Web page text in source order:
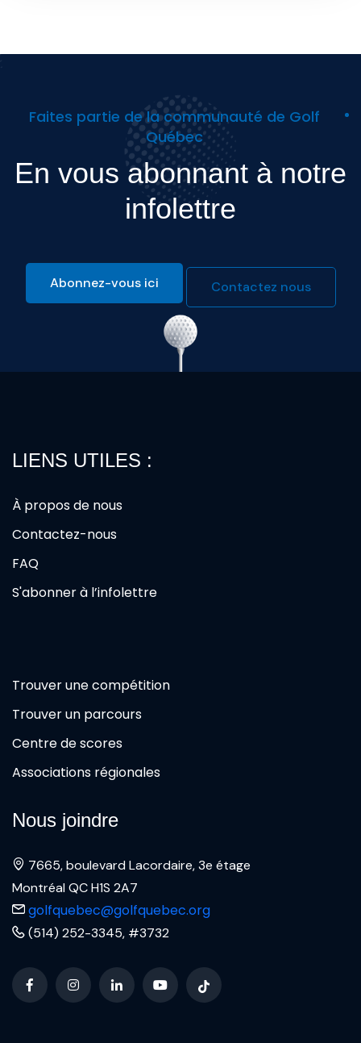
Faites partie de la communauté de Golf
Québec
En vous abonnant à notre
infolettre
Abonnez-vous ici Contactez nous
LIENS UTILES :
À propos de nous
Contactez-nous
FAQ
S'abonner à l’infolettre
Trouver une compétition
Trouver un parcours
Centre de scores
Associations régionales
Nous joindre
7665, boulevard Lacordaire, 3e étage
Montréal QC H1S 2A7
golfquebec@golfquebec.org
(514) 252-3345, #3732